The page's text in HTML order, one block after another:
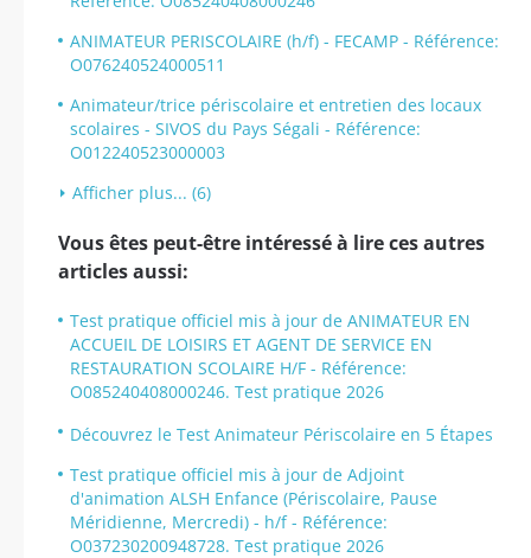
ANIMATEUR PERISCOLAIRE (h/f) - FECAMP - Référence:
O076240524000511
Animateur/trice périscolaire et entretien des locaux
scolaires - SIVOS du Pays Ségali - Référence:
O012240523000003
Afficher plus... (6)
Vous êtes peut-être intéressé à lire ces autres
articles aussi:
Test pratique officiel mis à jour de ANIMATEUR EN
ACCUEIL DE LOISIRS ET AGENT DE SERVICE EN
RESTAURATION SCOLAIRE H/F - Référence:
O085240408000246. Test pratique 2026
Découvrez le Test Animateur Périscolaire en 5 Étapes
Test pratique officiel mis à jour de Adjoint
d'animation ALSH Enfance (Périscolaire, Pause
Méridienne, Mercredi) - h/f - Référence:
O037230200948728. Test pratique 2026